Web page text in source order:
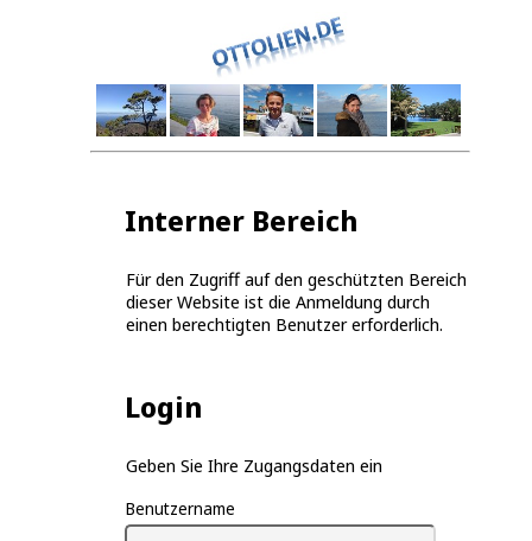
Interner Bereich
Für den Zugriff auf den geschützten Bereich
dieser Website ist die Anmeldung durch
einen berechtigten Benutzer erforderlich.
Login
Geben Sie Ihre Zugangsdaten ein
Benutzername